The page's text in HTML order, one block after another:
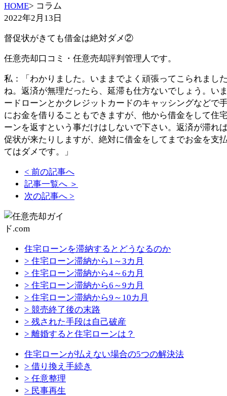
HOME> コラム
2022年2月13日
督促状がきても借金は絶対ダメ②
任意売却口コミ・任意売却評判管理人です。
私：「わかりました。いままでよく頑張ってこられまし
ね。返済が無理だったら、延滞も仕方ないでしょう。い
ードローンとかクレジットカードのキャッシングなどで
にお金を借りることもできますが、他から借金をして住
ーンを返すという事だけはしないで下さい。返済が滞れ
促状が来たりしますが、絶対に借金をしてまでお金を支
てはダメです。」
< 前の記事へ
記事一覧へ ＞
次の記事へ >
住宅ローンを滞納するとどうなるのか
> 住宅ローン滞納から1～3カ月
> 住宅ローン滞納から4～6カ月
> 住宅ローン滞納から6～9カ月
> 住宅ローン滞納から9～10カ月
> 競売終了後の末路
> 残された手段は自己破産
> 離婚すると住宅ローンは？
住宅ローンが払えない場合の5つの解決法
> 借り換え手続き
> 任意整理
> 民事再生